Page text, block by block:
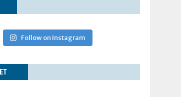
Follow on Instagram